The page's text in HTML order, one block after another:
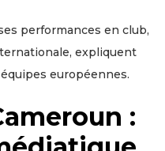
performances en club,
expliquent
européennes.
: